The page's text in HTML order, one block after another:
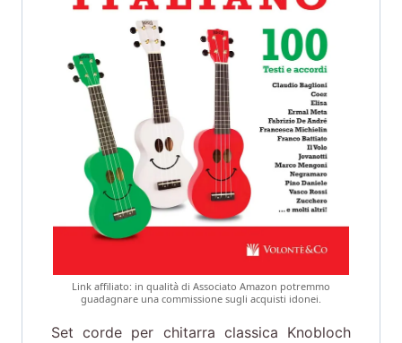
Link affiliato: in qualità di Associato Amazon potremmo
guadagnare una commissione sugli acquisti idonei.
Set corde per chitarra classica Knobloch